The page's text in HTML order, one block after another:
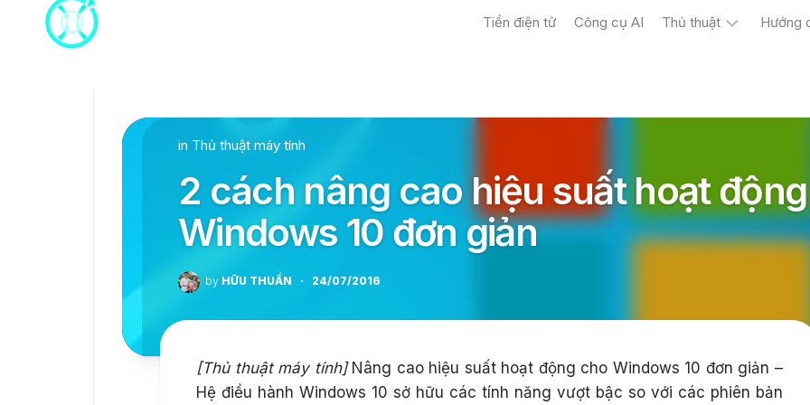
Tiền điện tử Công cụ AI Thủ thuật Hướng
in Thủ thuật máy tính
2 cách nâng cao hiệu suất hoạt động
Windows 10 đơn giản
by HỮU THUẦN · 24/07/2016
[Thủ thuật máy tính]Nâng cao hiệu suất hoạt động cho Windows 10 đơn giản –
Hệ điều hành Windows 10 sở hữu các tính năng vượt bậc so với các phiên bản